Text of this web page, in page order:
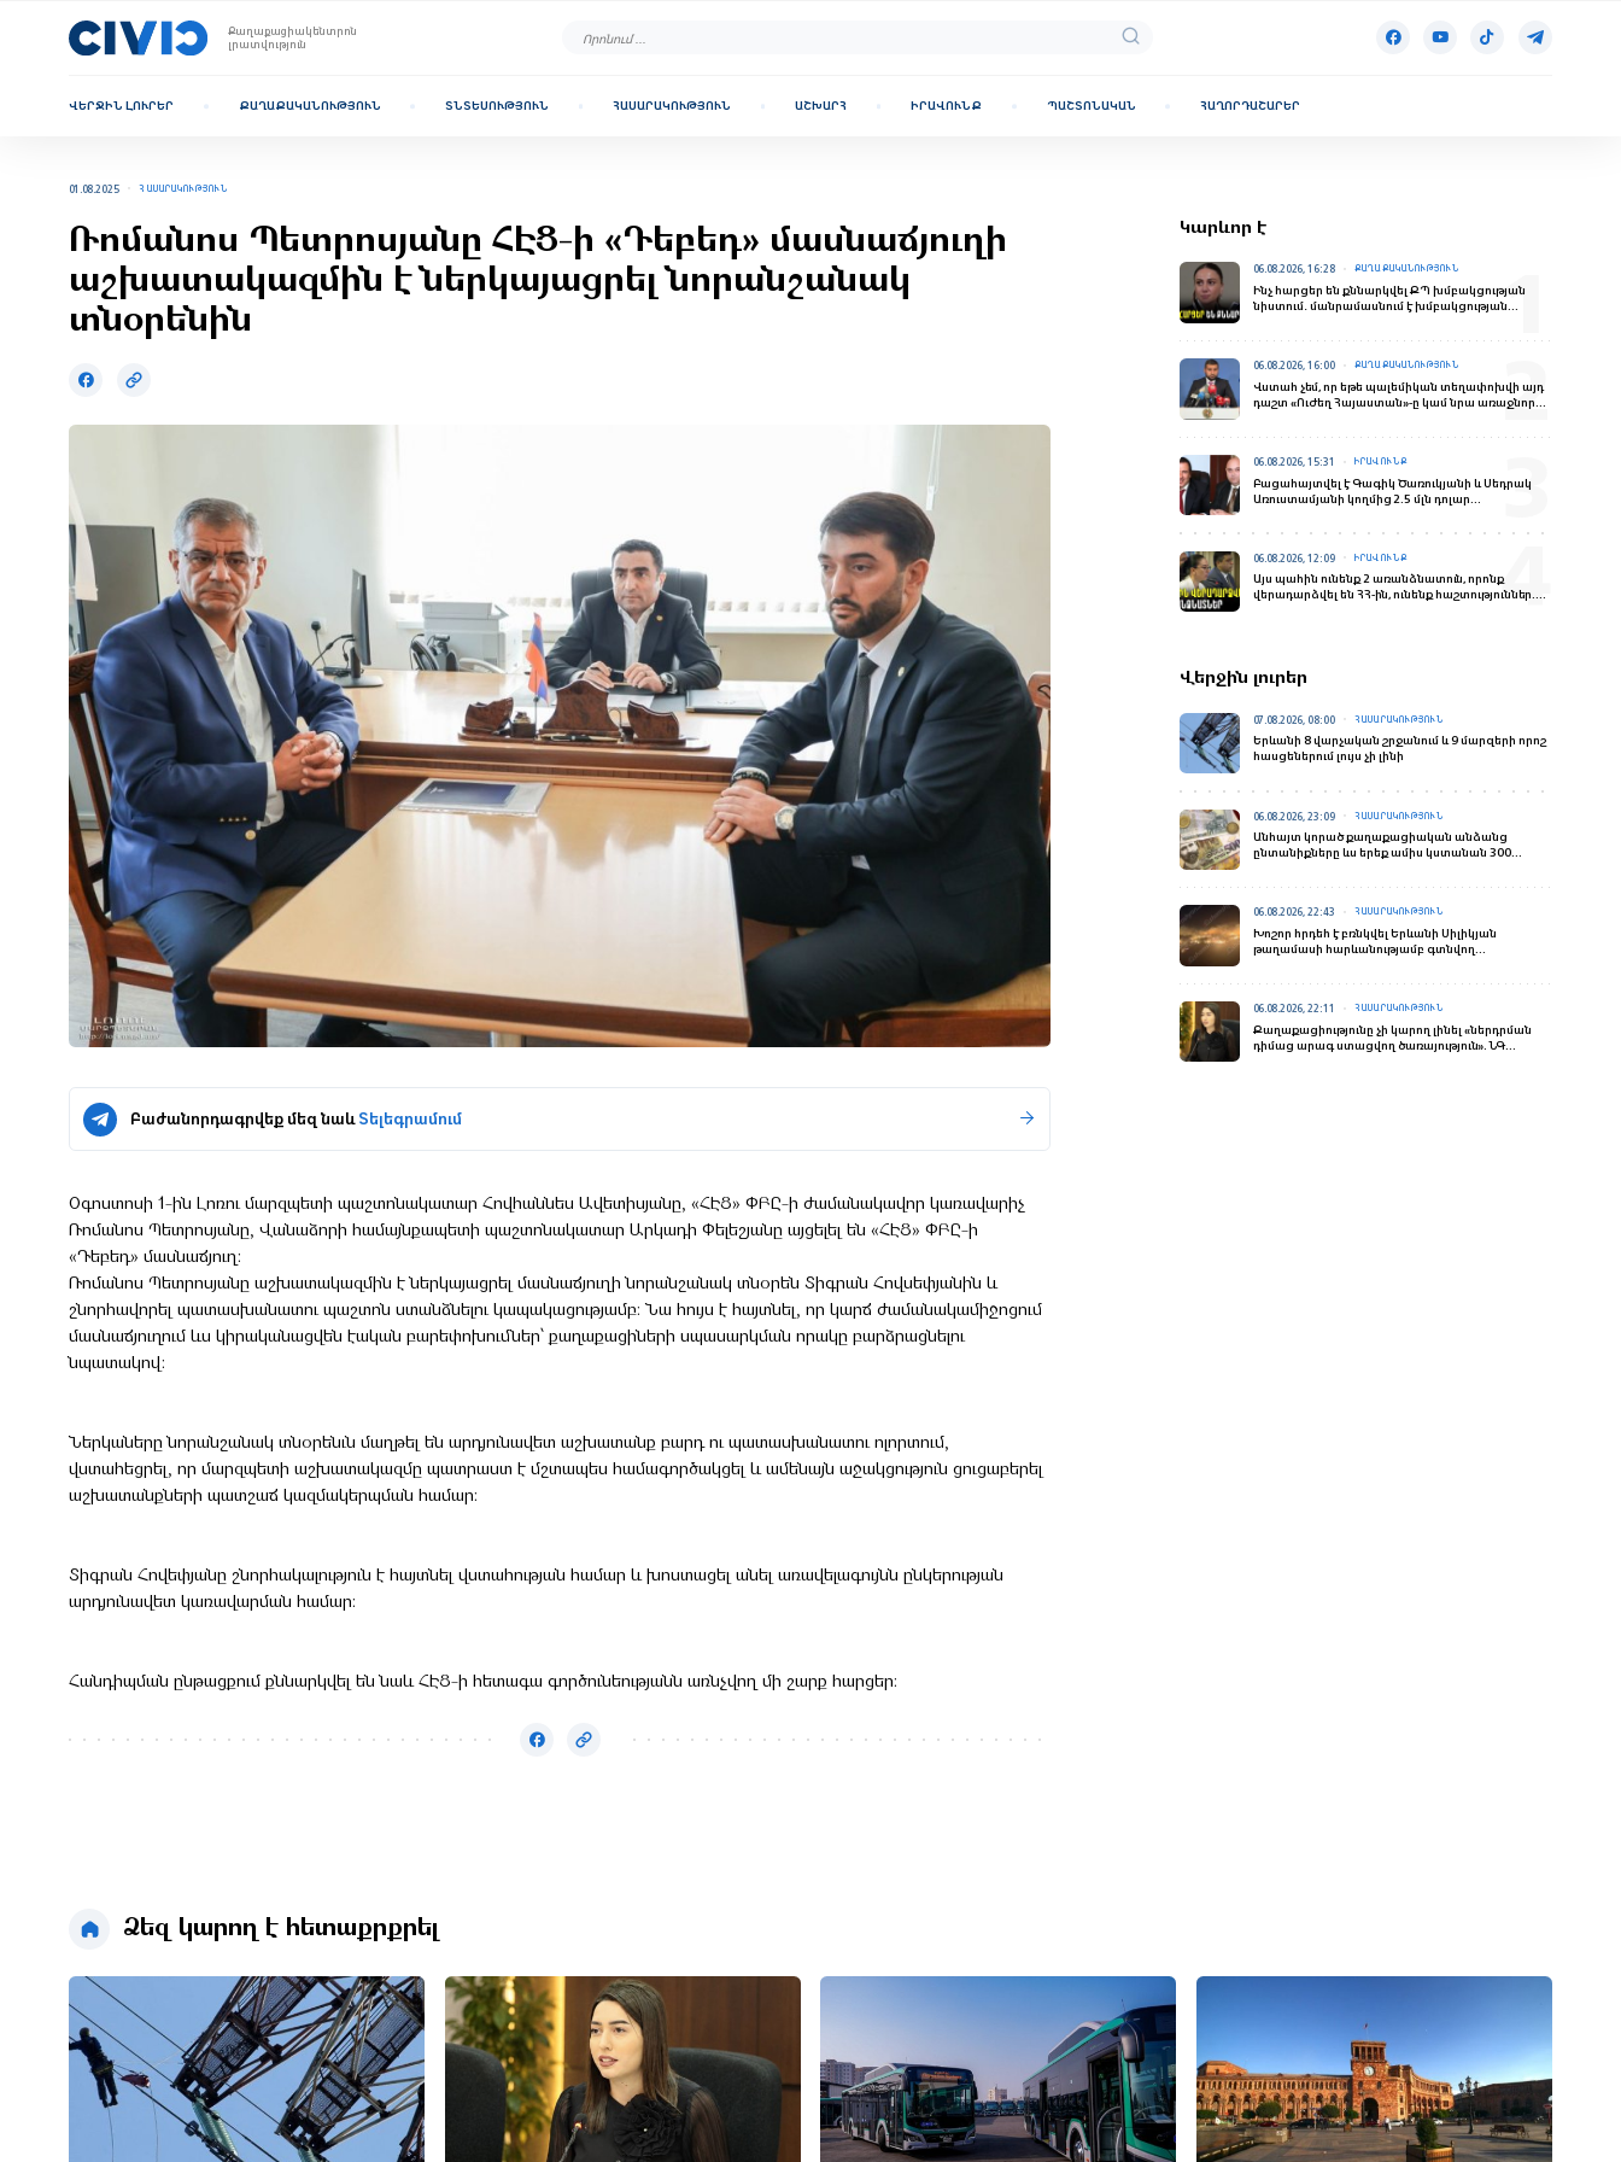
Քաղաքացիակենտրոն
լրատվություն
ՎԵՐՋԻՆ ԼՈՒՐԵՐ ՔԱՂԱՔԱԿԱՆՈՒԹՅՈՒՆ ՏՆՏԵՍՈՒԹՅՈՒՆ ՀԱՍԱՐԱԿՈՒԹՅՈՒՆ ԱՇԽԱՐՀ ԻՐԱՎՈՒՆՔ ՊԱՇՏՈՆԱԿԱՆ ՀԱՂՈՐԴԱՇԱՐԵՐ
01.08.2025 ՀԱՍԱՐԱԿՈՒԹՅՈՒՆ
Ռոմանոս Պետրոսյանը ՀԷՑ-ի «Դեբեդ» մասնաճյուղի
աշխատակազմին է ներկայացրել նորանշանակ
տնօրենին
Բաժանորդագրվեք մեզ նաևՏելեգրամում
Օգոստոսի 1-ին Լոռու մարզպետի պաշտոնակատար Հովհաննես Ավետիսյանը, «ՀԷՑ» ՓԲԸ-ի ժամանակավոր կառավարիչ
Ռոմանոս Պետրոսյանը, Վանաձորի համայնքապետի պաշտոնակատար Արկադի Փելեշյանը այցելել են «ՀԷՑ» ՓԲԸ-ի
«Դեբեդ» մասնաճյուղ:
Ռոմանոս Պետրոսյանը աշխատակազմին է ներկայացրել մասնաճյուղի նորանշանակ տնօրեն Տիգրան Հովսեփյանին և
շնորհավորել պատասխանատու պաշտոն ստանձնելու կապակացությամբ։ Նա հույս է հայտնել, որ կարճ ժամանակամիջոցում
մասնաճյուղում ևս կիրականացվեն էական բարեփոխումներ՝ քաղաքացիների սպասարկման որակը բարձրացնելու
նպատակով:
Ներկաները նորանշանակ տնօրենւն մաղթել են արդյունավետ աշխատանք բարդ ու պատասխանատու ոլորտում,
վստահեցրել, որ մարզպետի աշխատակազմը պատրաստ է մշտապես համագործակցել և ամենայն աջակցություն ցուցաբերել
աշխատանքների պատշաճ կազմակերպման համար:
Տիգրան Հովեփյանը շնորհակալություն է հայտնել վստահության համար և խոստացել անել առավելագույնն ընկերության
արդյունավետ կառավարման համար:
Հանդիպման ընթացքում քննարկվել են նաև ՀԷՑ-ի հետագա գործունեությանն առնչվող մի շարք հարցեր:
Կարևոր է
06.08.2026, 16:28 ՔԱՂԱՔԱԿԱՆՈՒԹՅՈՒՆ
Ինչ հարցեր են քննարկվել ՔՊ խմբակցության
նիստում․ մանրամասնում է խմբակցության
06.08.2026, 16:00 ՔԱՂԱՔԱԿԱՆՈՒԹՅՈՒՆ
Վստահ չեմ, որ եթե պալեմիկան տեղափոխվի այդ
դաշտ «Ուժեղ Հայաստան»-ը կամ նրա առաջնորդը
06.08.2026, 15:31 ԻՐԱՎՈՒՆՔ
Բացահայտվել է Գագիկ Ծառուկյանի և Սեդրակ
Առուստամյանի կողմից 2.5 մլն դոլար
խոշոր չափերով փողերի լվացման դեպք
06.08.2026, 12:09 ԻՐԱՎՈՒՆՔ
Այս պահին ունենք 2 առանձնատուն, որոնք
վերադարձվել են ՀՀ-ին, ունենք հաշտություններ.
Վերջին լուրեր
07.08.2026, 08:00 ՀԱՍԱՐԱԿՈՒԹՅՈՒՆ
Երևանի 8 վարչական շրջանում և 9 մարզերի որոշ
հասցեներում լույս չի լինի
06.08.2026, 23:09 ՀԱՍԱՐԱԿՈՒԹՅՈՒՆ
Անհայտ կորած քաղաքացիական անձանց
ընտանիքները ևս երեք ամիս կստանան 300
06.08.2026, 22:43 ՀԱՍԱՐԱԿՈՒԹՅՈՒՆ
Խոշոր հրդեհ է բռնկվել Երևանի Սիլիկյան
թաղամասի հարևանությամբ գտնվող
06.08.2026, 22:11 ՀԱՍԱՐԱԿՈՒԹՅՈՒՆ
Քաղաքացիությունը չի կարող լինել «ներդրման
դիմաց արագ ստացվող ծառայություն». ՆԳ
Ձեզ կարող է հետաքրքրել